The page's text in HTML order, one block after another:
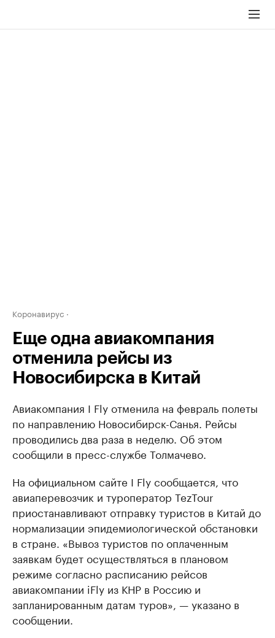
Коронавирус
Еще одна авиакомпания
отменила рейсы из
Новосибирска в Китай
Авиакомпания I Fly отменила на февраль полеты
по направлению Новосибирск-Санья. Рейсы
проводились два раза в неделю. Об этом
сообщили в пресс-службе Толмачево.
На официальном сайте I Fly сообщается, что
авиаперевозчик и туроператор TezTour
приостанавливают отправку туристов в Китай до
нормализации эпидемиологической обстановки
в стране. «Вывоз туристов по оплаченным
заявкам будет осуществляться в плановом
режиме согласно расписанию рейсов
авиакомпании iFly из КНР в Россию и
запланированным датам туров», — указано в
сообщении.